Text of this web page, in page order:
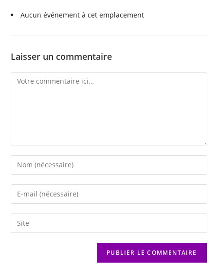
Aucun événement à cet emplacement
Laisser un commentaire